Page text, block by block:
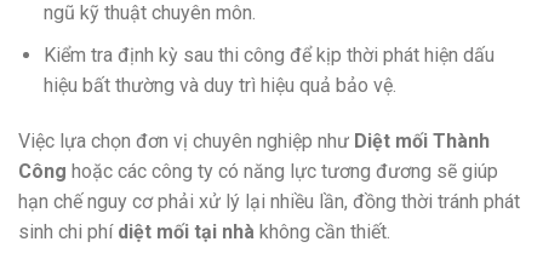
ngũ kỹ thuật chuyên môn.
Kiểm tra định kỳ sau thi công để kịp thời phát hiện dấu
hiệu bất thường và duy trì hiệu quả bảo vệ.
Việc lựa chọn đơn vị chuyên nghiệp như Diệt mối Thành
Công hoặc các công ty có năng lực tương đương sẽ giúp
hạn chế nguy cơ phải xử lý lại nhiều lần, đồng thời tránh phát
sinh chi phí diệt mối tại nhà không cần thiết.